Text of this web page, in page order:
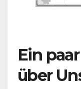
Ein
über